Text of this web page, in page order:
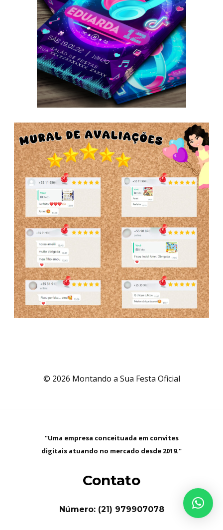
© 2026 Montando a Sua Festa Oficial
"Uma empresa conceituada em convites
digitais atuando no mercado desde 2019."
Contato
Número: (21) 979907078